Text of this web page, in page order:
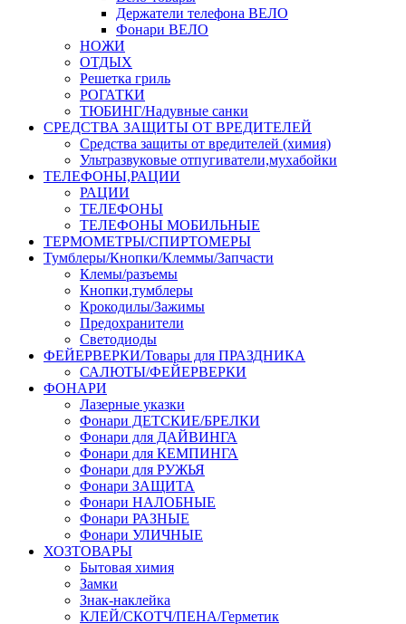
Держатели телефона ВЕЛО
Фонари ВЕЛО
НОЖИ
ОТДЫХ
Решетка гриль
РОГАТКИ
ТЮБИНГ/Надувные санки
СРЕДСТВА ЗАЩИТЫ ОТ ВРЕДИТЕЛЕЙ
Средства защиты от вредителей (химия)
Ультразвуковые отпугиватели,мухабойки
ТЕЛЕФОНЫ,РАЦИИ
РАЦИИ
ТЕЛЕФОНЫ
ТЕЛЕФОНЫ МОБИЛЬНЫЕ
ТЕРМОМЕТРЫ/СПИРТОМЕРЫ
Тумблеры/Кнопки/Клеммы/Запчасти
Клемы/разъемы
Кнопки,тумблеры
Крокодилы/Зажимы
Предохранители
Светодиоды
ФЕЙЕРВЕРКИ/Товары для ПРАЗДНИКА
САЛЮТЫ/ФЕЙЕРВЕРКИ
ФОНАРИ
Лазерные указки
Фонари ДЕТСКИЕ/БРЕЛКИ
Фонари для ДАЙВИНГА
Фонари для КЕМПИНГА
Фонари для РУЖЬЯ
Фонари ЗАЩИТА
Фонари НАЛОБНЫЕ
Фонари РАЗНЫЕ
Фонари УЛИЧНЫЕ
ХОЗТОВАРЫ
Бытовая химия
Замки
Знак-наклейка
КЛЕЙ/СКОТЧ/ПЕНА/Герметик